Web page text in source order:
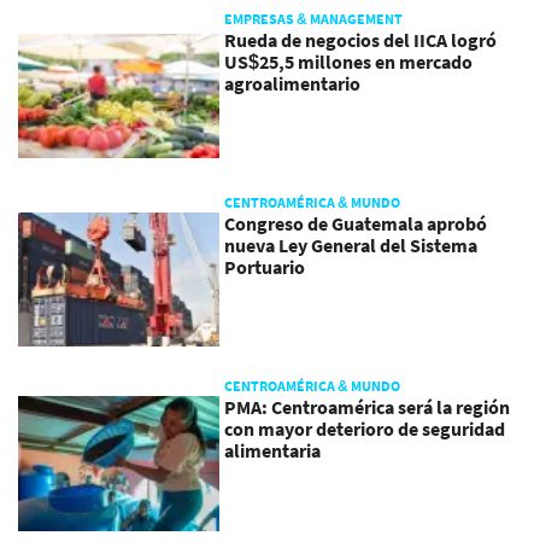
EMPRESAS & MANAGEMENT
Rueda de negocios del IICA logró
US$25,5 millones en mercado
agroalimentario
CENTROAMÉRICA & MUNDO
Congreso de Guatemala aprobó
nueva Ley General del Sistema
Portuario
CENTROAMÉRICA & MUNDO
PMA: Centroamérica será la región
con mayor deterioro de seguridad
alimentaria